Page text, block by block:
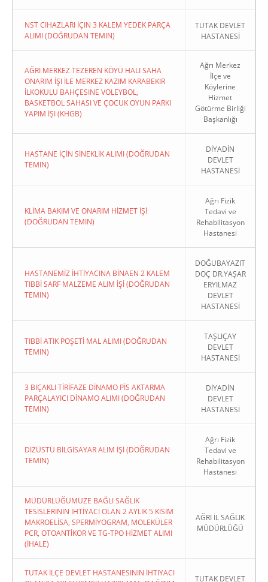
NST CIHAZLARI İÇIN 3 KALEM YEDEK PARÇA
ALIMI (DOĞRUDAN TEMIN)
TUTAK DEVLET
HASTANESİ
AĞRI MERKEZ TEZEREN KÖYÜ HALI SAHA
ONARIM İŞI İLE MERKEZ KAZIM KARABEKIR
İLKOKULU BAHÇESINE VOLEYBOL,
BASKETBOL SAHASI VE ÇOCUK OYUN PARKI
YAPIM İŞI (KHGB)
Ağrı Merkez
İlçe ve
Köylerine
Hizmet
Götürme Birliği
Başkanlığı
HASTANE İÇİN SİNEKLİK ALIMI (DOĞRUDAN
TEMIN)
DİYADİN
DEVLET
HASTANESİ
KLİMA BAKIM VE ONARIM HİZMET İŞİ
(DOĞRUDAN TEMIN)
Ağrı Fizik
Tedavi ve
Rehabilitasyon
Hastanesi
HASTANEMİZ İHTİYACINA BİNAEN 2 KALEM
TIBBİ SARF MALZEME ALIM İŞİ (DOĞRUDAN
TEMIN)
DOĞUBAYAZIT
DOÇ DR.YAŞAR
ERYILMAZ
DEVLET
HASTANESİ
TIBBİ ATIK POŞETİ MAL ALIMI (DOĞRUDAN
TEMIN)
TAŞLIÇAY
DEVLET
HASTANESİ
3 BIÇAKLI TİRİFAZE DİNAMO PİS AKTARMA
PARÇALAYICI DİNAMO ALIMI (DOĞRUDAN
TEMIN)
DİYADİN
DEVLET
HASTANESİ
DİZÜSTÜ BİLGİSAYAR ALIM İŞİ (DOĞRUDAN
TEMIN)
Ağrı Fizik
Tedavi ve
Rehabilitasyon
Hastanesi
MÜDÜRLÜĞÜMÜZE BAĞLI SAĞLIK
TESİSLERİNİN İHTİYACI OLAN 2 AYLIK 5 KISIM
MAKROELİSA, SPERMİYOGRAM, MOLEKÜLER
PCR, OTOANTİKOR VE TG-TPO HİZMET ALIMI
(İHALE)
AĞRI İL SAĞLIK
MÜDÜRLÜĞÜ
TUTAK İLÇE DEVLET HASTANESININ İHTIYACI
TUTAK DEVLET